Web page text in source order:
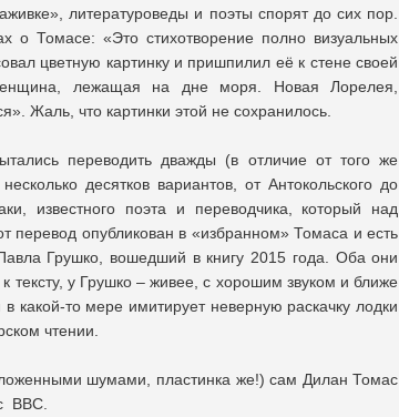
литературоведы и поэты спорят до сих пор.
о Томасе: «Это стихотворение полно визуальных
цветную картинку и пришпилил её к стене своей
лежащая на дне моря. Новая Лорелея,
Жаль, что картинки этой не сохранилось.
переводить дважды (в отличие от того же
десятков вариантов, от Антокольского до
известного поэта и переводчика, который над
опубликован в «избранном» Томаса и есть
Грушко, вошедший в книгу 2015 года. Оба они
тексту, у Грушко – живее, с хорошим звуком и ближе
какой-то мере имитирует неверную раскачку лодки
чтении.
шумами, пластинка же!) сам Дилан Томас
ВВС.